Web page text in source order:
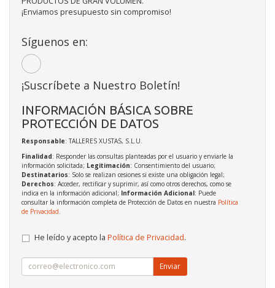
¡Enviamos presupuesto sin compromiso!
Síguenos en:
¡Suscríbete a Nuestro Boletín!
INFORMACIÓN BÁSICA SOBRE
PROTECCIÓN DE DATOS
Responsable: TALLERES XUSTAS, S.L.U.
Finalidad: Responder las consultas planteadas por el usuario y enviarle la
información solicitada; Legitimación: Consentimiento del usuario;
Destinatarios: Solo se realizan cesiones si existe una obligación legal;
Derechos: Acceder, rectificar y suprimir, así como otros derechos, como se
indica en la información adicional; Información Adicional: Puede
consultar la información completa de Protección de Datos en nuestra Política
de Privacidad
He leído y acepto la Política de Privacidad.
Enviar